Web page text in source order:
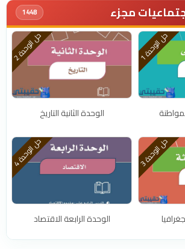
مجزء 1448
ح
ل
ا
ل
و
ح
د
ة
1 ح
ل
ا
ل
و
ح
د
ة
2
الوحدة الثانية التاريخ
ح
ل
ا
ل
و
ح
د
ة
3 ح
ل
ا
ل
و
ح
د
ة
4
الوحدة الرابعة الاقتصاد